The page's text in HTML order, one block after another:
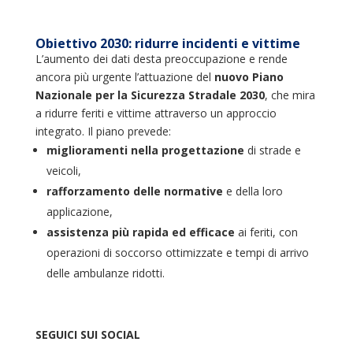
Obiettivo 2030: ridurre incidenti e vittime
L’aumento dei dati desta preoccupazione e rende
ancora più urgente l’attuazione del nuovo Piano
Nazionale per la Sicurezza Stradale 2030, che mira
a ridurre feriti e vittime attraverso un approccio
integrato. Il piano prevede:
miglioramenti nella progettazione di strade e
veicoli,
rafforzamento delle normative e della loro
applicazione,
assistenza più rapida ed efficace ai feriti, con
operazioni di soccorso ottimizzate e tempi di arrivo
delle ambulanze ridotti.
SEGUICI SUI SOCIAL